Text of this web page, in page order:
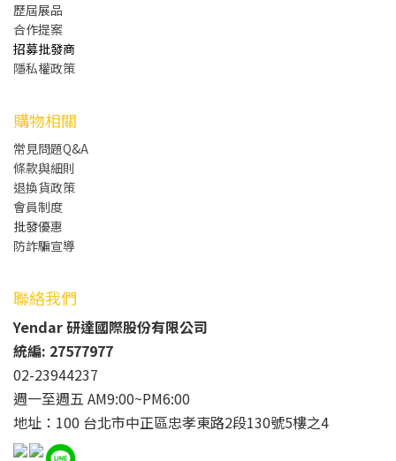
歷屆展品
合作提案
招募批發商
隱私權政策
購物相關
常見問題Q&A
條款與細則
退換貨政策
會員制度
批發優惠
防詐騙宣導
聯絡我們
Yendar 研達國際股份有限公司
統編: 27577977
02-23944237
週一至週五 AM9:00~PM6:00
地址：100 台北市中正區忠孝東路2段130號5樓之4